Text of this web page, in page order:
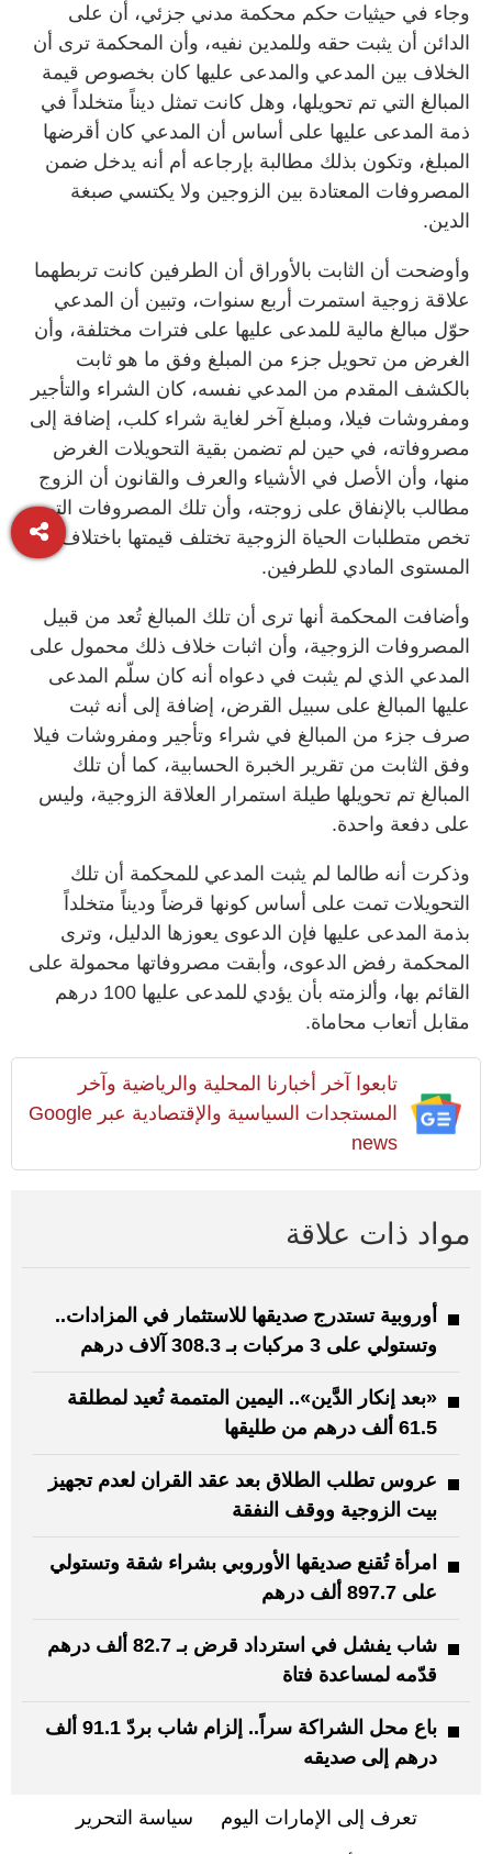
وجاء في حيثيات حكم محكمة مدني جزئي، أن على
الدائن أن يثبت حقه وللمدين نفيه، وأن المحكمة ترى أن
الخلاف بين المدعي والمدعى عليها كان بخصوص قيمة
المبالغ التي تم تحويلها، وهل كانت تمثل ديناً متخلداً في
ذمة المدعى عليها على أساس أن المدعي كان أقرضها
المبلغ، وتكون بذلك مطالبة بإرجاعه أم أنه يدخل ضمن
المصروفات المعتادة بين الزوجين ولا يكتسي صبغة
الدين.
وأوضحت أن الثابت بالأوراق أن الطرفين كانت تربطهما
علاقة زوجية استمرت أربع سنوات، وتبين أن المدعي
حوّل مبالغ مالية للمدعى عليها على فترات مختلفة، وأن
الغرض من تحويل جزء من المبلغ وفق ما هو ثابت
بالكشف المقدم من المدعي نفسه، كان الشراء والتأجير
ومفروشات فيلا، ومبلغ آخر لغاية شراء كلب، إضافة إلى
مصروفاته، في حين لم تضمن بقية التحويلات الغرض
منها، وأن الأصل في الأشياء والعرف والقانون أن الزوج
مطالب بالإنفاق على زوجته، وأن تلك المصروفات التي
تخص متطلبات الحياة الزوجية تختلف قيمتها باختلاف
المستوى المادي للطرفين.
وأضافت المحكمة أنها ترى أن تلك المبالغ تُعد من قبيل
المصروفات الزوجية، وأن اثبات خلاف ذلك محمول على
المدعي الذي لم يثبت في دعواه أنه كان سلّم المدعى
عليها المبالغ على سبيل القرض، إضافة إلى أنه ثبت
صرف جزء من المبالغ في شراء وتأجير ومفروشات فيلا
وفق الثابت من تقرير الخبرة الحسابية، كما أن تلك
المبالغ تم تحويلها طيلة استمرار العلاقة الزوجية، وليس
على دفعة واحدة.
وذكرت أنه طالما لم يثبت المدعي للمحكمة أن تلك
التحويلات تمت على أساس كونها قرضاً وديناً متخلداً
بذمة المدعى عليها فإن الدعوى يعوزها الدليل، وترى
المحكمة رفض الدعوى، وأبقت مصروفاتها محمولة على
القائم بها، وألزمته بأن يؤدي للمدعى عليها 100 درهم
مقابل أتعاب محاماة.
تابعوا آخر أخبارنا المحلية والرياضية وآخر
المستجدات السياسية والإقتصادية عبر Google
news
مواد ذات علاقة
أوروبية تستدرج صديقها للاستثمار في المزادات..
وتستولي على 3 مركبات بـ 308.3 آلاف درهم
«بعد إنكار الدَّين».. اليمين المتممة تُعيد لمطلقة
61.5 ألف درهم من طليقها
عروس تطلب الطلاق بعد عقد القران لعدم تجهيز
بيت الزوجية ووقف النفقة
امرأة تُقنع صديقها الأوروبي بشراء شقة وتستولي
على 897.7 ألف درهم
شاب يفشل في استرداد قرض بـ 82.7 ألف درهم
قدّمه لمساعدة فتاة
باع محل الشراكة سراً.. إلزام شاب بردّ 91.1 ألف
درهم إلى صديقه
تعرف إلى الإمارات اليوم سياسة التحرير